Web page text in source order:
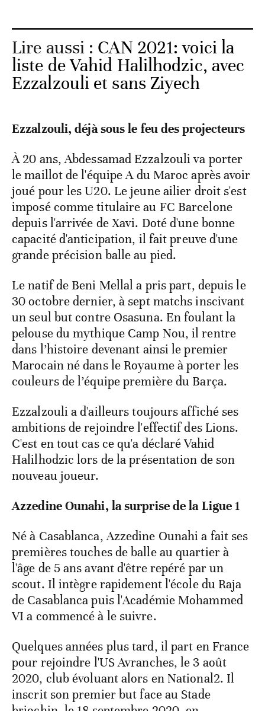
Lire aussi : CAN 2021: voici la
liste de Vahid Halilhodzic, avec
Ezzalzouli et sans Ziyech
Ezzalzouli, déjà sous le feu des projecteurs
À 20 ans, Abdessamad Ezzalzouli va porter
le maillot de l'équipe A du Maroc après avoir
joué pour les U20. Le jeune ailier droit s'est
imposé comme titulaire au FC Barcelone
depuis l'arrivée de Xavi. Doté d'une bonne
capacité d'anticipation, il fait preuve d'une
grande précision balle au pied.
Le natif de Beni Mellal a pris part, depuis le
30 octobre dernier, à sept matchs inscivant
un seul but contre Osasuna. En foulant la
pelouse du mythique Camp Nou, il rentre
dans l’histoire devenant ainsi le premier
Marocain né dans le Royaume à porter les
couleurs de l’équipe première du Barça.
Ezzalzouli a d'ailleurs toujours affiché ses
ambitions de rejoindre l'effectif des Lions.
C'est en tout cas ce qu'a déclaré Vahid
Halilhodzic lors de la présentation de son
nouveau joueur.
Azzedine Ounahi, la surprise de la Ligue 1
Né à Casablanca, Azzedine Ounahi a fait ses
premières touches de balle au quartier à
l'âge de 5 ans avant d'être repéré par un
scout. Il intègre rapidement l'école du Raja
de Casablanca puis l'Académie Mohammed
VI a commencé à le suivre.
Quelques années plus tard, il part en France
pour rejoindre l'US Avranches, le 3 août
2020, club évoluant alors en National2. Il
inscrit son premier but face au Stade